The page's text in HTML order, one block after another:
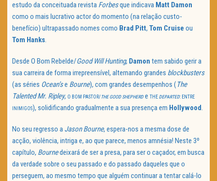
estudo da conceituada revista Forbesque indicava Matt Damon
como o mais lucrativo actor do momento (na relação custo-
benefício) ultrapassado nomes como Brad Pitt, Tom Cruise ou
Tom Hanks.
Desde O Bom Rebelde/Good Will Hunting, Damon tem sabido gerir a
sua carreira de forma irrepreensível, alternando grandes blockbusters
(as séries Ocean’se Bourne), com grandes desempenhos ( The
Talented Mr. Ripley, O BOM PASTOR/THE GOOD SHEPHERDe THE DEPARTED: ENTRE
INIMIGOS), solidificando gradualmente a sua presença em Hollywood.
No seu regresso a Jason Bourne, espera-nos a mesma dose de
acção, violência, intriga e, ao que parece, menos amnésia! Neste 3º
capítulo, Bournedeixará de ser a presa, para ser o caçador, em busca
da verdade sobre o seu passado e do passado daqueles que o
perseguem, ao mesmo tempo que alguém continuar a tentar calá-lo